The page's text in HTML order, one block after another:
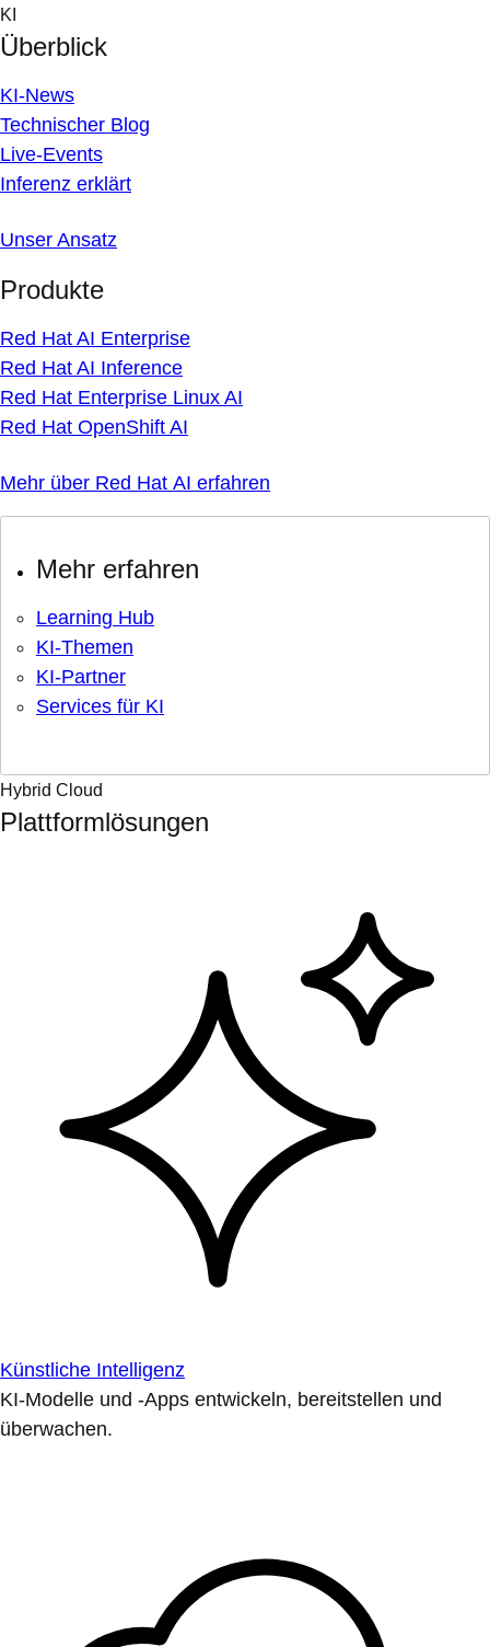
Skip
to
content
KI
Überblick
KI-News
Technischer Blog
Live-Events
Inferenz erklärt
Unser Ansatz
Produkte
Red Hat AI Enterprise
Red Hat AI Inference
Red Hat Enterprise Linux AI
Red Hat OpenShift AI
Mehr über Red Hat AI erfahren
Mehr erfahren
Learning Hub
KI-Themen
KI-Partner
Services für KI
Hybrid Cloud
Plattformlösungen
Künstliche Intelligenz
KI-Modelle und -Apps entwickeln, bereitstellen und
überwachen.